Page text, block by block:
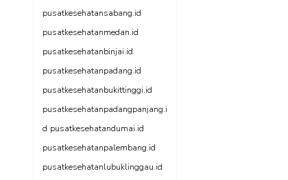
pusatkesehatansabang.id
pusatkesehatanmedan.id
pusatkesehatanbinjai.id
pusatkesehatanpadang.id
pusatkesehatanbukittinggi.id
pusatkesehatanpadangpanjang.i
d pusatkesehatandumai.id
pusatkesehatanpalembang.id
pusatkesehatanlubuklinggau.id